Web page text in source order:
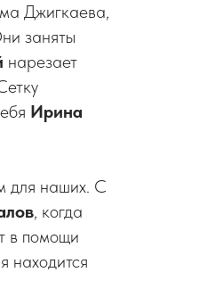
Джигкаева,
заняты
нарезает
Ирина
для наших. С
, когда
в помощи
находится